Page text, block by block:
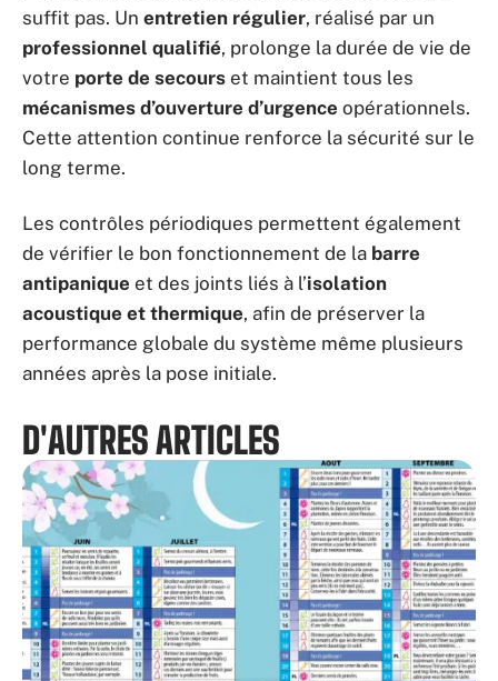
suffit pas. Un entretien régulier, réalisé par un
professionnel qualifié, prolonge la durée de vie de
votre porte de secours et maintient tous les
mécanismes d’ouverture d’urgence opérationnels.
Cette attention continue renforce la sécurité sur le
long terme.
Les contrôles périodiques permettent également
de vérifier le bon fonctionnement de la barre
antipanique et des joints liés à l’isolation
acoustique et thermique, afin de préserver la
performance globale du système même plusieurs
années après la pose initiale.
D'AUTRES ARTICLES